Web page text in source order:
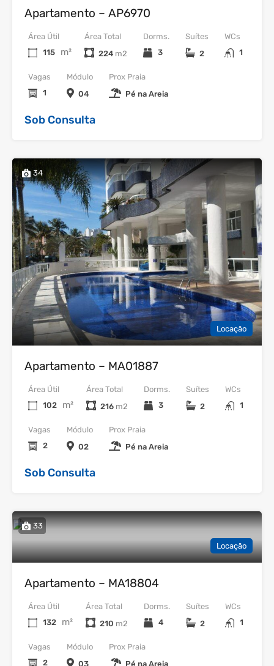
Apartamento – AP6970
Dorms.
3
WCs
1
Área Útil
115
m²
Vagas
1
Área Total
224
Suítes
2
Módulo
04
Prox Praia
Pé na Areia
Sob Consulta
34
Locação
Apartamento – MA01887
Dorms.
3
WCs
1
Área Útil
102
m²
Vagas
2
Área Total
216
Suítes
2
Módulo
02
Prox Praia
Pé na Areia
Sob Consulta
33
Locação
Apartamento – MA18804
Dorms.
4
WCs
1
Área Útil
132
m²
Vagas
2
Área Total
210
Suítes
2
Módulo
03
Prox Praia
Pé na Areia